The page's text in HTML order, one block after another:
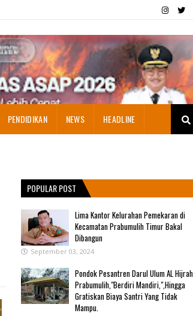
PENDIDIKAN NEWS HEADLINE
POPULAR POST
Lima Kantor Kelurahan Pemekaran di
Kecamatan Prabumulih Timur Bakal
Dibangun
September 03, 2024
Pondok Pesantren Darul Ulum AL Hijrah
Prabumulih,"Berdiri Mandiri,",Hingga
Gratiskan Biaya Santri Yang Tidak
Mampu.